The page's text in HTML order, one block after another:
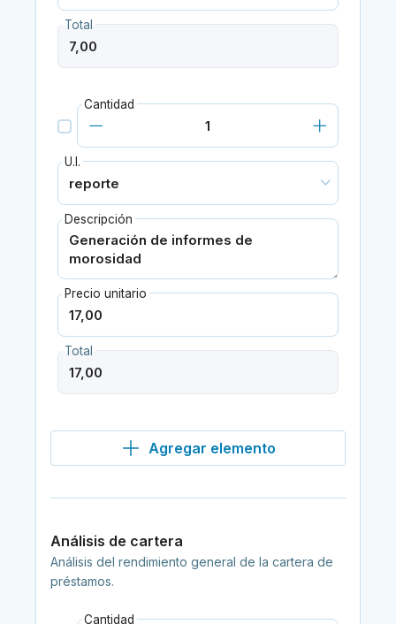
Total
Cantidad
U.I.
Descripción
Precio unitario
Total
Agregar elemento
Análisis de cartera
Análisis del rendimiento general de la cartera de
préstamos.
Cantidad